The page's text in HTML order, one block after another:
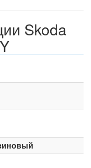
Skoda